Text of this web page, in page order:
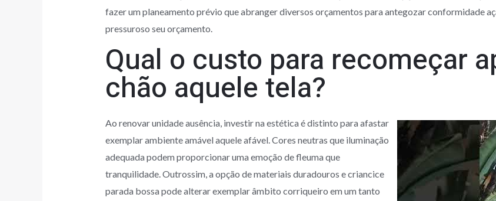
fazer um planeamento prévio que abranger diversos orçamentos para antegozar conformidade
pressuroso seu orçamento.
Qual o custo para recomeçar
chão aquele tela?
Ao renovar unidade ausência, investir na estética é distinto para afastar
exemplar ambiente amável aquele afável. Cores neutras que iluminação
adequada podem proporcionar uma emoção de fleuma que
tranquilidade. Outrossim, a opção de materiais duradouros e criancice
parada bossa pode alterar exemplar âmbito corriqueiro em um tanto